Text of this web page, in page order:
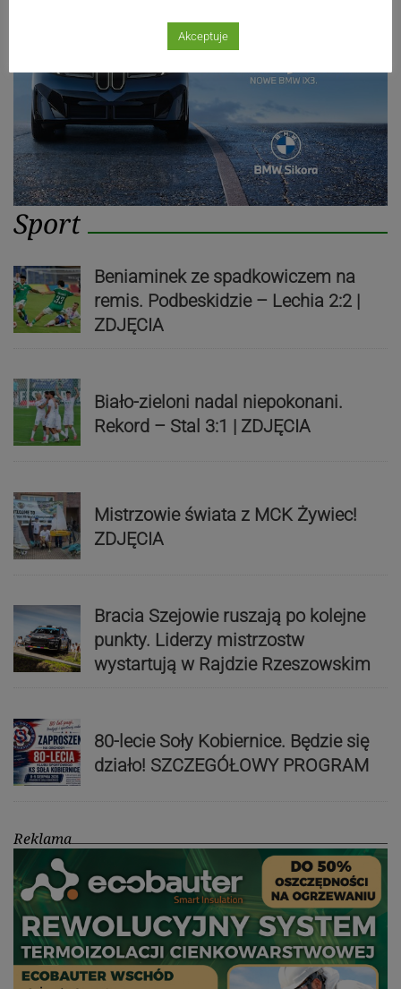
Sport
Beniaminek ze spadkowiczem na
remis. Podbeskidzie – Lechia 2:2 |
ZDJĘCIA
Biało-zieloni nadal niepokonani.
Rekord – Stal 3:1 | ZDJĘCIA
Mistrzowie świata z MCK Żywiec!
ZDJĘCIA
Bracia Szejowie ruszają po kolejne
punkty. Liderzy mistrzostw
wystartują w Rajdzie Rzeszowskim
80-lecie Soły Kobiernice. Będzie się
działo! SZCZEGÓŁOWY PROGRAM
Reklama
Akceptuje